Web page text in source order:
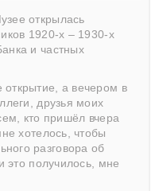
открылась
1920-х – 1930-х
и частных
а вечером в
друзья моих
кто пришёл вчера
хотелось, чтобы
разговора об
это получилось, мне